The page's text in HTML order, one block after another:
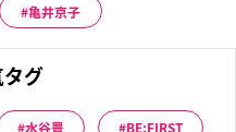
亀井京子
グ
水谷豊 BE:FIRST